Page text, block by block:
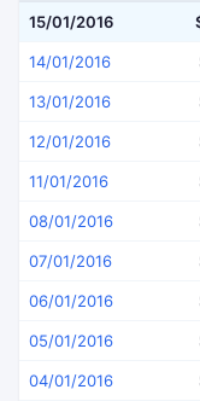
15/01/2016
14/01/2016
13/01/2016
12/01/2016
11/01/2016
08/01/2016
07/01/2016
06/01/2016
05/01/2016
04/01/2016